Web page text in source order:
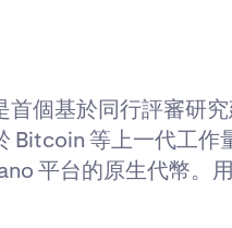
個基於同行評審研
等上一代工
平台的原生代幣。